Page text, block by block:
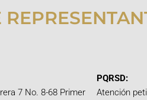
7 No. 8-68 Primer
PQRSD:
Atención